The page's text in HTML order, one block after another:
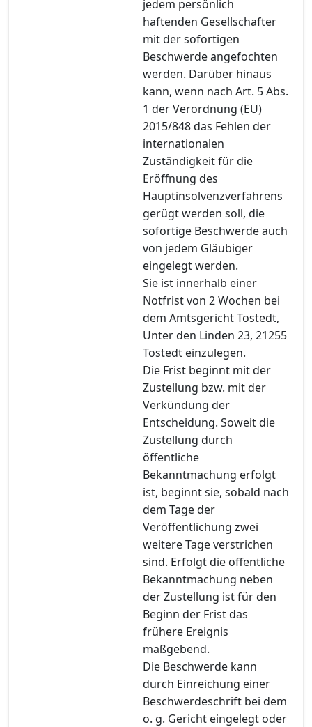
jedem persönlich
haftenden Gesellschafter
mit der sofortigen
Beschwerde angefochten
werden. Darüber hinaus
kann, wenn nach Art. 5 Abs.
1 der Verordnung (EU)
2015/848 das Fehlen der
internationalen
Zuständigkeit für die
Eröffnung des
Hauptinsolvenzverfahrens
gerügt werden soll, die
sofortige Beschwerde auch
von jedem Gläubiger
eingelegt werden.
Sie ist innerhalb einer
Notfrist von 2 Wochen bei
dem Amtsgericht Tostedt,
Unter den Linden 23, 21255
Tostedt einzulegen.
Die Frist beginnt mit der
Zustellung bzw. mit der
Verkündung der
Entscheidung. Soweit die
Zustellung durch
öffentliche
Bekanntmachung erfolgt
ist, beginnt sie, sobald nach
dem Tage der
Veröffentlichung zwei
weitere Tage verstrichen
sind. Erfolgt die öffentliche
Bekanntmachung neben
der Zustellung ist für den
Beginn der Frist das
frühere Ereignis
maßgebend.
Die Beschwerde kann
durch Einreichung einer
Beschwerdeschrift bei dem
o. g. Gericht eingelegt oder